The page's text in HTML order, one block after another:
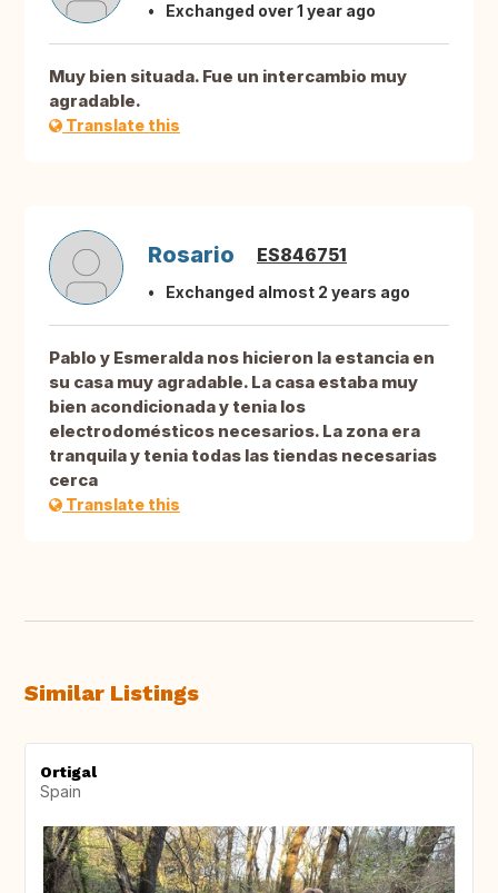
Exchanged over 1 year ago
Muy bien situada. Fue un intercambio muy
agradable.
Translate this
Rosario ES846751
Exchanged almost 2 years ago
Pablo y Esmeralda nos hicieron la estancia en
su casa muy agradable. La casa estaba muy
bien acondicionada y tenia los
electrodomésticos necesarios. La zona era
tranquila y tenia todas las tiendas necesarias
cerca
Translate this
Similar Listings
Ortigal
Spain